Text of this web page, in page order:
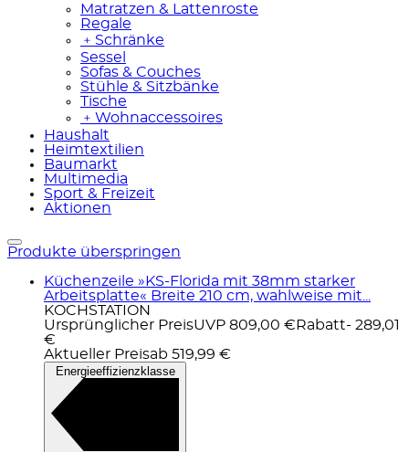
Matratzen & Lattenroste
Regale
﹢ Schränke
Sessel
Sofas & Couches
Stühle & Sitzbänke
Tische
﹢ Wohnaccessoires
Haushalt
Heimtextilien
Baumarkt
Multimedia
Sport & Freizeit
Aktionen
Produkte überspringen
Küchenzeile »KS-Florida mit 38mm starker
Arbeitsplatte« Breite 210 cm, wahlweise mit...
KOCHSTATION
Ursprünglicher PreisUVP 809,00 € Rabatt- 289,01
€
Aktueller Preisab 519,99 €
Energieeffizienzklasse